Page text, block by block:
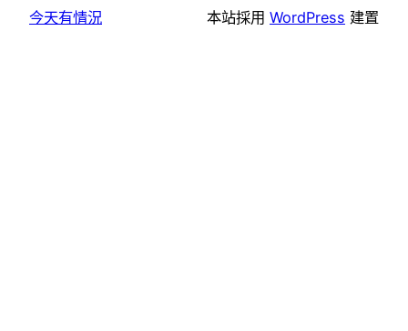
今天有情況 本站採用 WordPress 建置